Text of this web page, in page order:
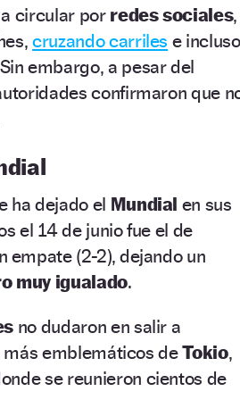
circular porredes sociales,
cruzando carriles e incluso
embargo, a pesar del
confirmaron que
ha dejado el Mundial en sus
el 14 de junio fue el de
empate (2-2), dejando un
muy igualado.
no dudaron en salir a
más emblemáticos deTokio,
se reunieron cientos de